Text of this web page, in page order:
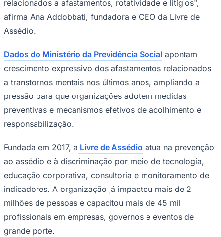
Goiás
Assédio.
Dados do Ministério da Previdência Social
a transtornos mentais nos últimos anos, ampliando a
pressão para que organizações adotem medidas
preventivas e mecanismos efetivos de acolhimento e
responsabilização.
Fundada em 2017, a
educação corporativa, consultoria e monitoramento de
indicadores. A organização já impactou mais de 2
milhões de pessoas e capacitou mais de 45 mil
profissionais em empresas, governos e eventos de
grande porte.
Entre os projetos desenvolvidos estão programas de